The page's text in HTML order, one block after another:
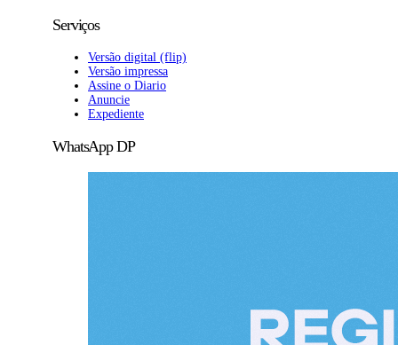
Serviços
Versão digital (flip)
Versão impressa
Assine o Diario
Anuncie
Expediente
WhatsApp DP